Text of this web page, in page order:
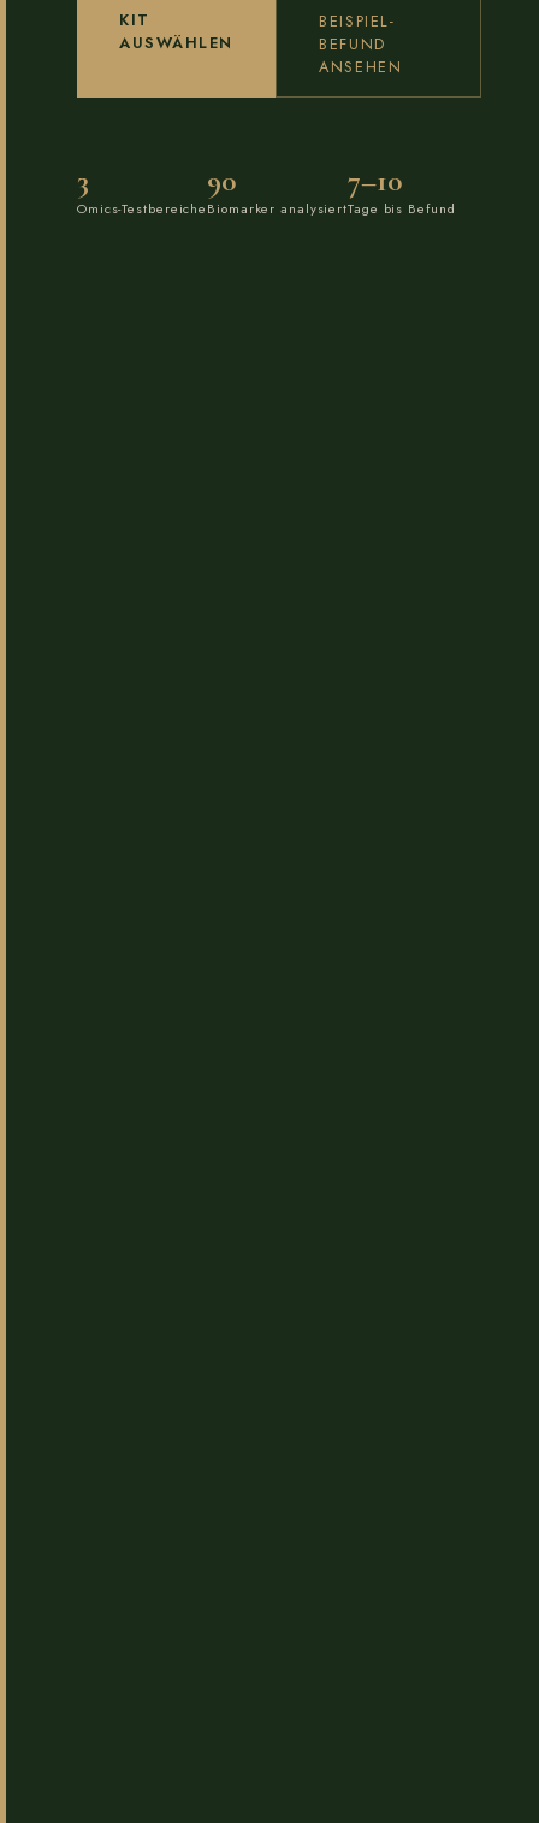
KIT
AUSWÄHLEN
BEISPIEL-
BEFUND
ANSEHEN
3
Omics-Testbereiche
90
Biomarker analysiert
7–10
Tage bis Befund